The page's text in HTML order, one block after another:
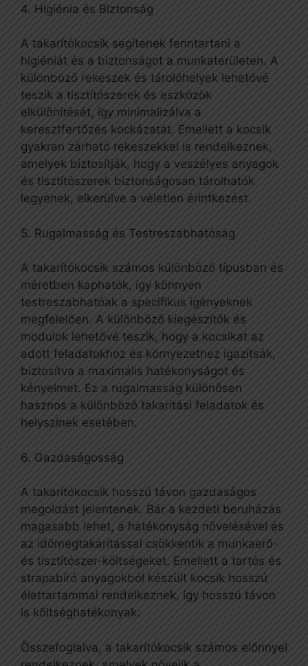
4. Higiénia és Biztonság
A takarítókocsik segítenek fenntartani a
higiéniát és a biztonságot a munkaterületen. A
különböző rekeszek és tárolóhelyek lehetővé
teszik a tisztítószerek és eszközök
elkülönítését, így minimalizálva a
keresztfertőzés kockázatát. Emellett a kocsik
gyakran zárható rekeszekkel is rendelkeznek,
amelyek biztosítják, hogy a veszélyes anyagok
és tisztítószerek biztonságosan tárolhatók
legyenek, elkerülve a véletlen érintkezést.
5. Rugalmasság és Testreszabhatóság
A takarítókocsik számos különböző típusban és
méretben kaphatók, így könnyen
testreszabhatóak a specifikus igényeknek
megfelelően. A különböző kiegészítők és
modulok lehetővé teszik, hogy a kocsikat az
adott feladatokhoz és környezethez igazítsák,
biztosítva a maximális hatékonyságot és
kényelmet. Ez a rugalmasság különösen
hasznos a különböző takarítási feladatok és
helyszínek esetében.
6. Gazdaságosság
A takarítókocsik hosszú távon gazdaságos
megoldást jelentenek. Bár a kezdeti beruházás
magasabb lehet, a hatékonyság növelésével és
az időmegtakarítással csökkentik a munkaerő-
és tisztítószer-költségeket. Emellett a tartós és
strapabíró anyagokból készült kocsik hosszú
élettartammal rendelkeznek, így hosszú távon
is költséghatékonyak.
Összefoglalva, a takarítókocsik számos előnnyel